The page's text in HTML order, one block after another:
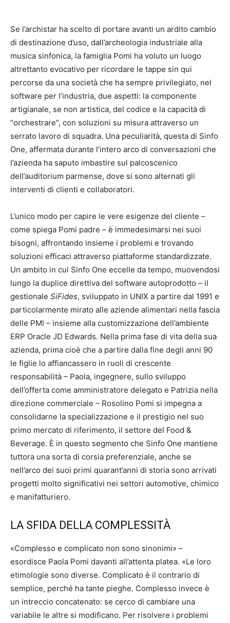
Se l’archistar ha scelto di portare avanti un ardito cambio
di destinazione d’uso, dall’archeologia industriale alla
musica sinfonica, la famiglia Pomi ha voluto un luogo
altrettanto evocativo per ricordare le tappe sin qui
percorse da una società che ha sempre privilegiato, nel
software per l’industria, due aspetti: la componente
artigianale, se non artistica, del codice e la capacità di
“orchestrare”, con soluzioni su misura attraverso un
serrato lavoro di squadra. Una peculiarità, questa di Sinfo
One, affermata durante l’intero arco di conversazioni che
l’azienda ha saputo imbastire sul palcoscenico
dell’auditorium parmense, dove si sono alternati gli
interventi di clienti e collaboratori.
L’unico modo per capire le vere esigenze del cliente –
come spiega Pomi padre – è immedesimarsi nei suoi
bisogni, affrontando insieme i problemi e trovando
soluzioni efficaci attraverso piattaforme standardizzate.
Un ambito in cui Sinfo One eccelle da tempo, muovendosi
lungo la duplice direttiva del software autoprodotto – il
gestionale SiFides, sviluppato in UNIX a partire dal 1991 e
particolarmente mirato alle aziende alimentari nella fascia
delle PMI – insieme alla customizzazione dell’ambiente
ERP Oracle JD Edwards. Nella prima fase di vita della sua
azienda, prima cioè che a partire dalla fine degli anni 90
le figlie lo affiancassero in ruoli di crescente
responsabilità – Paola, ingegnere, sullo sviluppo
dell’offerta come amministratore delegato e Patrizia nella
direzione commerciale – Rosolino Pomi si impegna a
consolidarne la specializzazione e il prestigio nel suo
primo mercato di riferimento, il settore del Food &
Beverage. È in questo segmento che Sinfo One mantiene
tuttora una sorta di corsia preferenziale, anche se
nell’arco dei suoi primi quarant’anni di storia sono arrivati
progetti molto significativi nei settori automotive, chimico
e manifatturiero.
LA SFIDA DELLA COMPLESSITÀ
«Complesso e complicato non sono sinonimi» –
esordisce Paola Pomi davanti all’attenta platea. «Le loro
etimologie sono diverse. Complicato è il contrario di
semplice, perché ha tante pieghe. Complesso invece è
un intreccio concatenato: se cerco di cambiare una
variabile le altre si modificano. Per risolvere i problemi